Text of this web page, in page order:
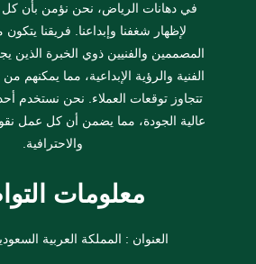
في دهانات الرياض، نحن نؤمن بأن
لإظهار شغفنا وإبداعنا. فريقنا
المصممين والفنيين ذوي الخبرة الذين
الفنية والرؤية الإبداعية، مما يمكنهم
تتجاوز توقعات العملاء. نحن نستخدم
عالية الجودة، مما يضمن أن كل عمل
والاحترافية.
معلومات
العنوان : المملكة العربية